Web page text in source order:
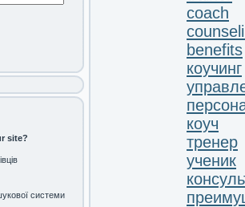
site?
системи
coach
benefits
коучинг
коуч
тренер
ученик